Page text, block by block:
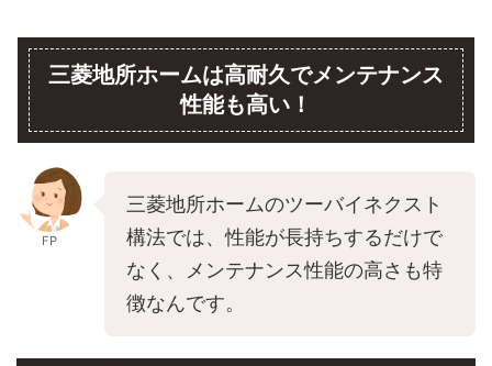
三菱地所ホームは高耐久でメンテナンス
性能も高い！
FP
三菱地所ホームのツーバイネクスト
構法では、性能が長持ちするだけで
なく、メンテナンス性能の高さも特
徴なんです。